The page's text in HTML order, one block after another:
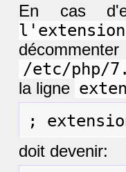
En cas
/etc/php/
la ligne
doit devenir: